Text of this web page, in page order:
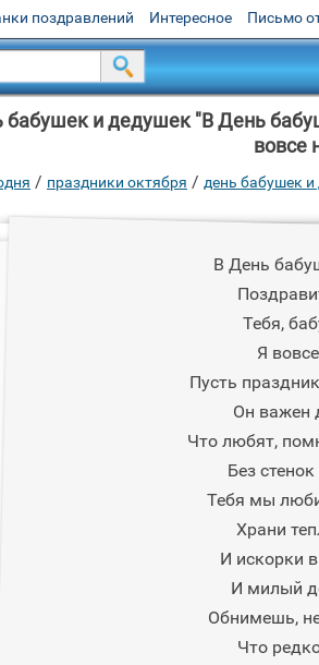
поздравлений Интересное Письмо
бабушек и дедушек "В День
вовсе
/ праздники октября / день бабушек и
В День
Тебя,
Я
Пусть
Он важен
Что любят,
Без
Тебя мы
Храни
И искорки
И милый
Обнимешь,
Что